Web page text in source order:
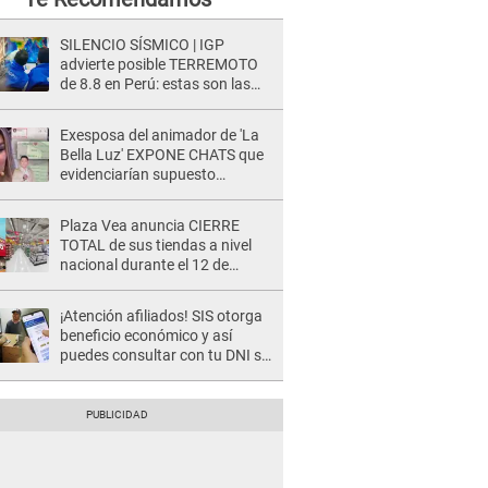
SILENCIO SÍSMICO | IGP
advierte posible TERREMOTO
de 8.8 en Perú: estas son las
Exesposa del animador de 'La
Bella Luz' EXPONE CHATS que
evidenciarían supuesto
Plaza Vea anuncia CIERRE
TOTAL de sus tiendas a nivel
nacional durante el 12 de
¡Atención afiliados! SIS otorga
beneficio económico y así
puedes consultar con tu DNI si